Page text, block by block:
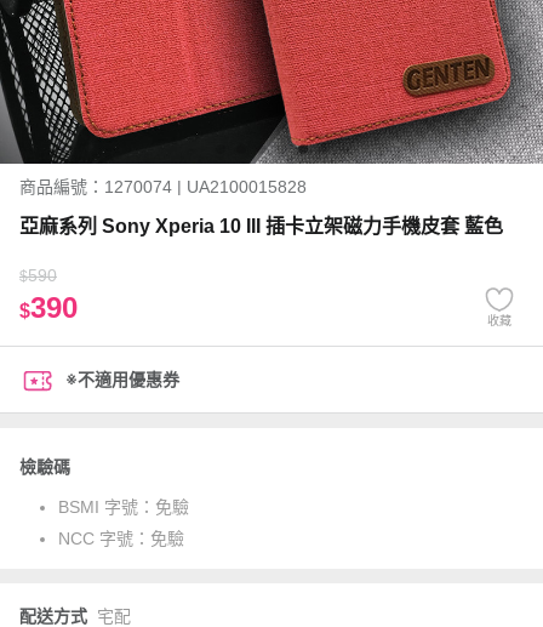
商品編號：1270074 | UA2100015828
亞麻系列 Sony Xperia 10 III 插卡立架磁力手機皮套 藍色
$590
$390 收藏
※不適用優惠券
檢驗碼
BSMI 字號： 免驗
NCC 字號： 免驗
配送方式 宅配